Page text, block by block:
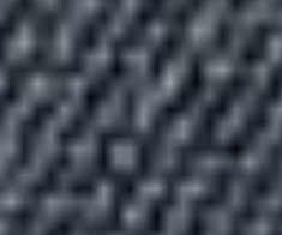
I letti
matrimoniali
imbottiti
Soluzioni
per il
contract